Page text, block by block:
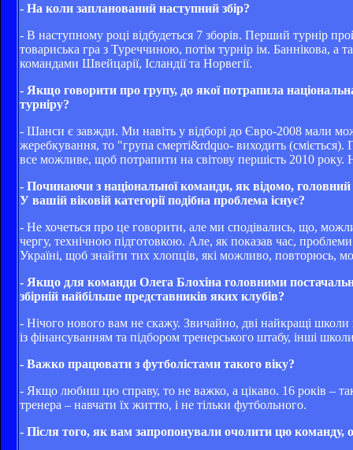
- На коли запланований наступний збір?
- В наступному році відбудеться 7 зборів. Перший турнір
товариська гра з Туреччиною, потім турнір ім. Баннікова,
командами Швейцарії, Ісландії та Норвегії.
- Якщо говорити про групу, до якої потрапила
турніру?
- Шанси є завжди. Ми навіть у відборі до Євро-2008 мали
жеребкування, то "група смерті&rdquo- виходить (сміється).
все можливе, щоб потрапити на світову першість 2010
- Починаючи з національної команди, як відомо, головний
У вашій віковій категорії подібна проблема існує?
- Не хочеться про це говорити, але ми сподівались, що,
чергу, технічною підготовкою. Але, як показав час,
Україні, щоб знайти тих хлопців, які можливо, повторюсь,
- Якщо для команди Олега Блохіна головними
збірній найбільше представників яких клубів?
- Нічого нового вам не скажу. Звичайно, дві найкращі
із фінансуванням та підбором тренерського штабу, інші
- Важко працювати з футболістами такого віку?
- Якщо любиш цю справу, то не важко, а цікаво. 16 років –
тренера – навчати їх життю, і не тільки футбольного.
- Після того, як вам запропонували очолити цю команду,